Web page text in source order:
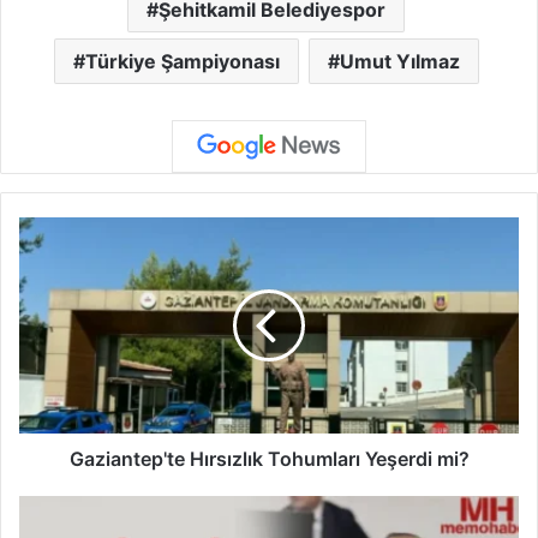
Şehitkamil Belediyespor
Türkiye Şampiyonası Umut Yılmaz
G
a
z
i
a
t
p
Gaziantep'te Hırsızlık Tohumları Yeşerdi mi?